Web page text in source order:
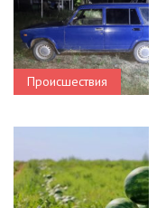
Происшествия